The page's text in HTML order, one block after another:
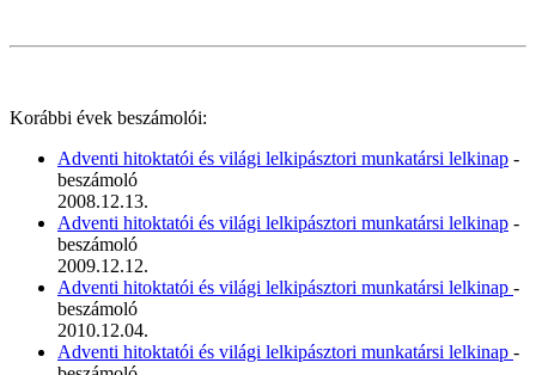
Korábbi évek beszámolói:
Adventi hitoktatói és világi lelkipásztori munkatársi lelkinap -
beszámoló
2008.12.13.
Adventi hitoktatói és világi lelkipásztori munkatársi lelkinap -
beszámoló
2009.12.12.
Adventi hitoktatói és világi lelkipásztori munkatársi lelkinap -
beszámoló
2010.12.04.
Adventi hitoktatói és világi lelkipásztori munkatársi lelkinap -